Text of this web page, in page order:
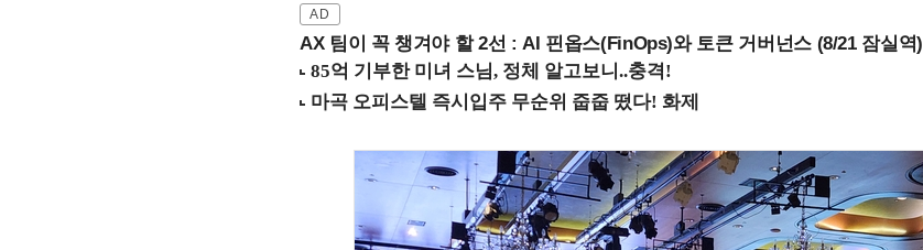
AX 팀이 꼭 챙겨야 할 2선 : AI 핀옵스(FinOps)와 토큰 거버넌스 (8/21 잠실역)